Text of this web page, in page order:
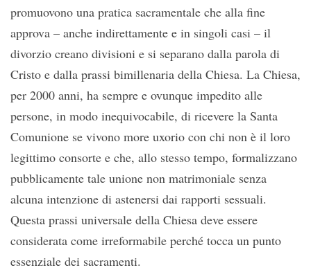
promuovono una pratica sacramentale che alla fine
approva – anche indirettamente e in singoli casi – il
divorzio creano divisioni e si separano dalla parola di
Cristo e dalla prassi bimillenaria della Chiesa. La Chiesa,
per 2000 anni, ha sempre e ovunque impedito alle
persone, in modo inequivocabile, di ricevere la Santa
Comunione se vivono more uxorio con chi non è il loro
legittimo consorte e che, allo stesso tempo, formalizzano
pubblicamente tale unione non matrimoniale senza
alcuna intenzione di astenersi dai rapporti sessuali.
Questa prassi universale della Chiesa deve essere
considerata come irreformabile perché tocca un punto
essenziale dei sacramenti.